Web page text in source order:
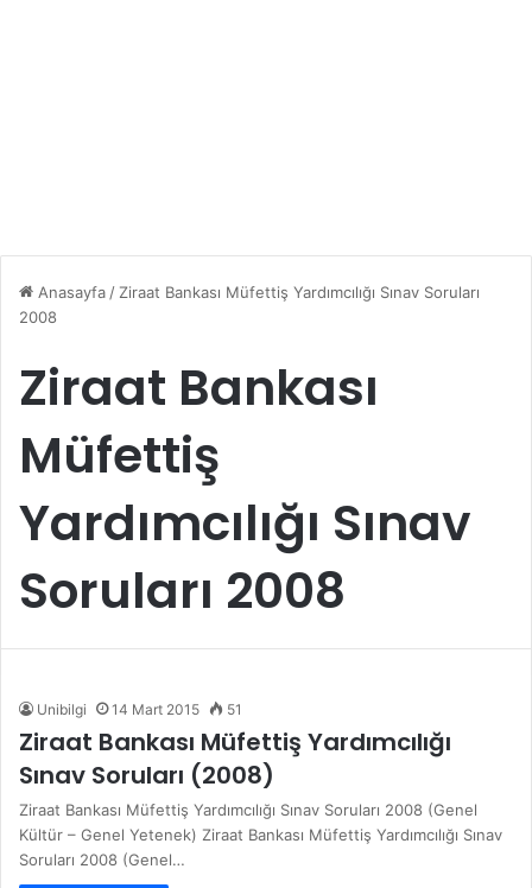
Anasayfa / Ziraat Bankası Müfettiş Yardımcılığı Sınav Soruları
2008
Ziraat Bankası
Müfettiş
Yardımcılığı Sınav
Soruları 2008
Unibilgi 14 Mart 2015 51
Ziraat Bankası Müfettiş Yardımcılığı
Sınav Soruları (2008)
Ziraat Bankası Müfettiş Yardımcılığı Sınav Soruları 2008 (Genel
Kültür – Genel Yetenek) Ziraat Bankası Müfettiş Yardımcılığı Sınav
Soruları 2008 (Genel…